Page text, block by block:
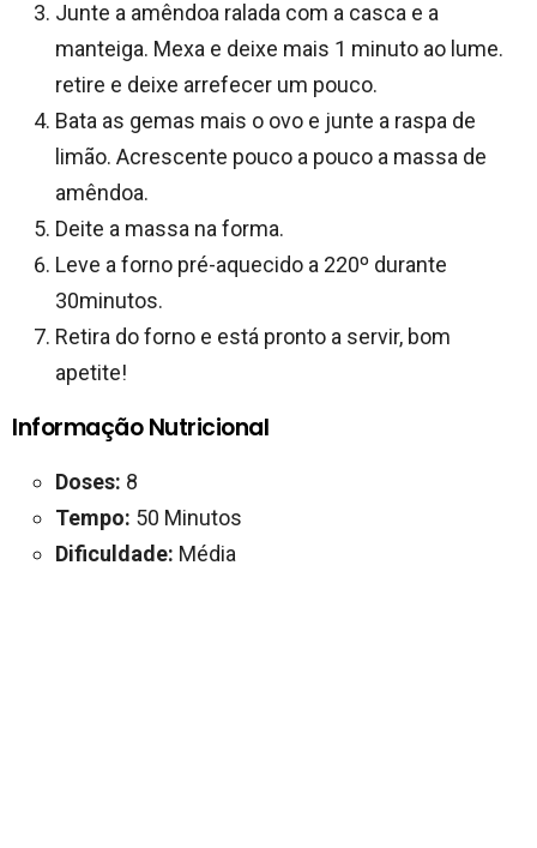
Junte a amêndoa ralada com a casca e a
manteiga. Mexa e deixe mais 1 minuto ao lume.
retire e deixe arrefecer um pouco.
Bata as gemas mais o ovo e junte a raspa de
limão. Acrescente pouco a pouco a massa de
amêndoa.
Deite a massa na forma.
Leve a forno pré-aquecido a 220º durante
30minutos.
Retira do forno e está pronto a servir, bom
apetite!
Informação Nutricional
Doses: 8
Tempo: 50 Minutos
Dificuldade: Média